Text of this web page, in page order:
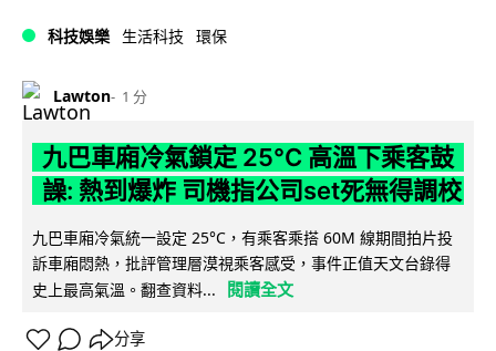
科技娛樂 生活科技 環保
Lawton 1 分
九巴車廂冷氣鎖定 25°C 高溫下乘客鼓
譟: 熱到爆炸 司機指公司set死無得調校
九巴車廂冷氣統一設定 25°C，有乘客乘搭 60M 線期間拍片投
訴車廂悶熱，批評管理層漠視乘客感受，事件正值天文台錄得
史上最高氣溫。翻查資料...
閱讀全文
分享